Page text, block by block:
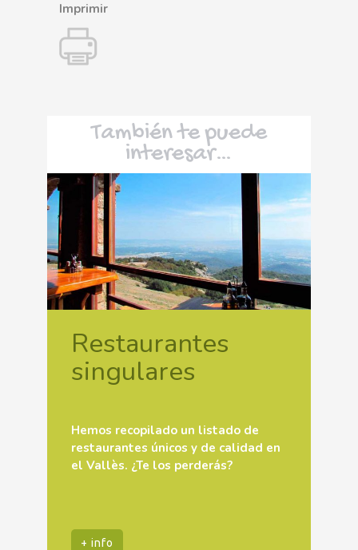
Imprimir
También te puede
interesar…
Restaurantes
singulares
Hemos recopilado un listado de
restaurantes únicos y de calidad en
el Vallès. ¿Te los perderás?
+ info